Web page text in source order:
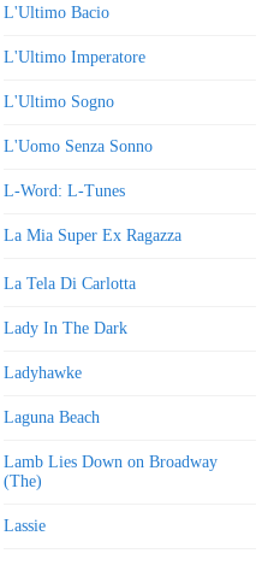
L'Ultimo Bacio
L'Ultimo Imperatore
L'Ultimo Sogno
L'Uomo Senza Sonno
L-Word: L-Tunes
La Mia Super Ex Ragazza
La Tela Di Carlotta
Lady In The Dark
Ladyhawke
Laguna Beach
Lamb Lies Down on Broadway
(The)
Lassie